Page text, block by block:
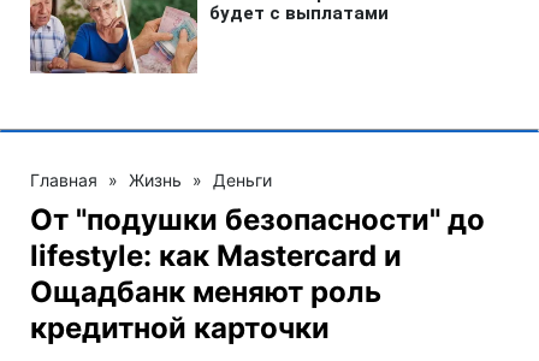
Главная » Жизнь » Деньги
От "подушки безопасности" до
lifestyle: как Mastercard и
Ощадбанк меняют роль
кредитной карточки